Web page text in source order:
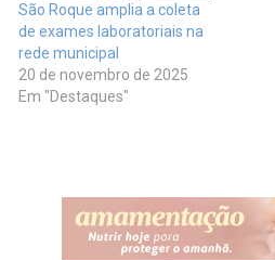
São Roque amplia a coleta
de exames laboratoriais na
rede municipal
20 de novembro de 2025
Em "Destaques"